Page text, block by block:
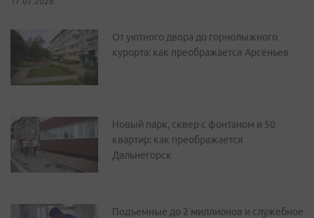
От уютного двора до горнолыжного
курорта: как преображается Арсеньев
Новый парк, сквер с фонтаном и 50
квартир: как преображается
Дальнегорск
Подъемные до 2 миллионов и служебное